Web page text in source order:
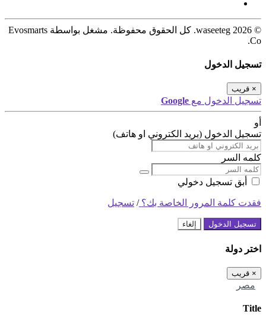
© 2026 waseeteg. كل الحقوق محفوظة. مشغل بواسطة Evosmarts
Co.
تسجيل الدخول
× قريب
تسجيل الدخول مع Google
أو
تسجيل الدخول (بريد الكتروني او هاتف)
كلمه السر
أبق تسجيل دخولي
فقدت كلمة المرور الخاصة بك؟/ تسجيل
تسجيل الدخول إلغاء
اختر دولة
× قريب
مصر
Title